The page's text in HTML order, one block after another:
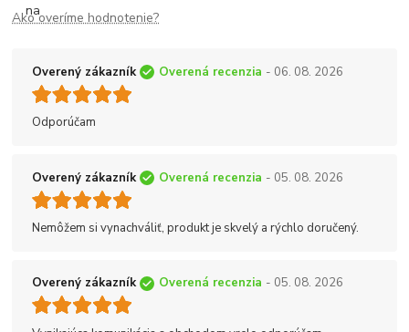
Ako overíme hodnotenie?
Overený zákazník Overená recenzia - 06. 08. 2026
Odporúčam
Overený zákazník Overená recenzia - 05. 08. 2026
Nemôžem si vynachváliť, produkt je skvelý a rýchlo doručený.
Overený zákazník Overená recenzia - 05. 08. 2026